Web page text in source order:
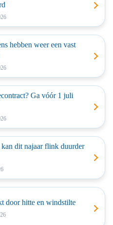
hebben weer een vast
Ga vóór 1 juli
dit najaar flink duurder
door hitte en windstilte